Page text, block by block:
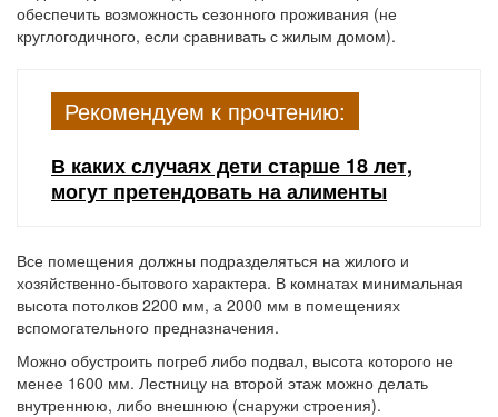
обеспечить возможность сезонного проживания (не
круглогодичного, если сравнивать с жилым домом).
Рекомендуем к прочтению:
В каких случаях дети старше 18 лет,
могут претендовать на алименты
Все помещения должны подразделяться на жилого и
хозяйственно-бытового характера. В комнатах минимальная
высота потолков 2200 мм, а 2000 мм в помещениях
вспомогательного предназначения.
Можно обустроить погреб либо подвал, высота которого не
менее 1600 мм. Лестницу на второй этаж можно делать
внутреннюю, либо внешнюю (снаружи строения).